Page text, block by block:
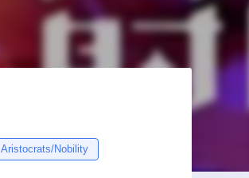
Aristocrats/Nobility